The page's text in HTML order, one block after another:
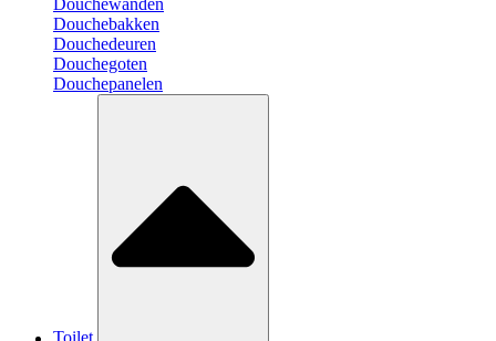
Douchewanden
Douchebakken
Douchedeuren
Douchegoten
Douchepanelen